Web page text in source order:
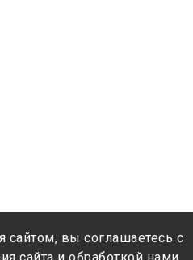
сайтом, вы соглашаетесь с